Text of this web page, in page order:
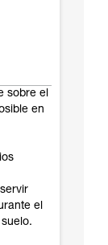
sobre el
en
el